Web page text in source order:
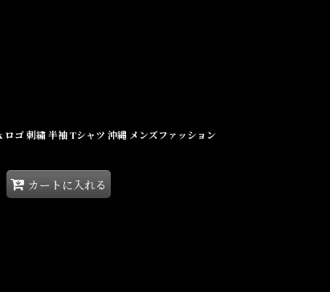
ゴ 刺繍 半袖 Tシャツ 沖縄 メンズファッション
カートに入れる